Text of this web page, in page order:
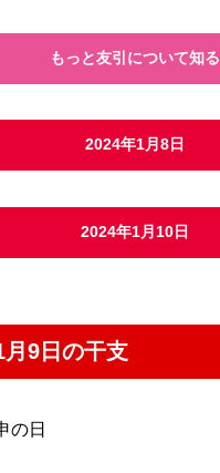
もっと友引について知る
2024年1月8日
2024年1月10日
月9日の干支
の日